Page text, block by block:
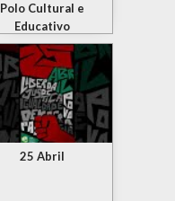
Polo Cultural e
Educativo
25 Abril